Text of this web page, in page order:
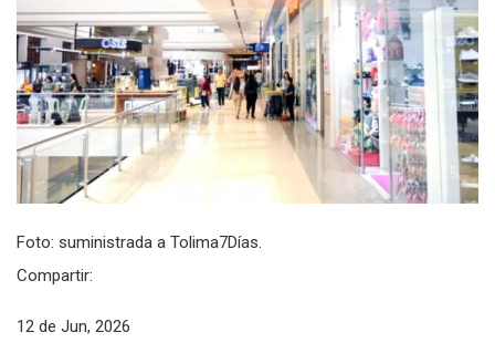
Foto: suministrada a Tolima7Días.
Compartir:
12 de Jun, 2026